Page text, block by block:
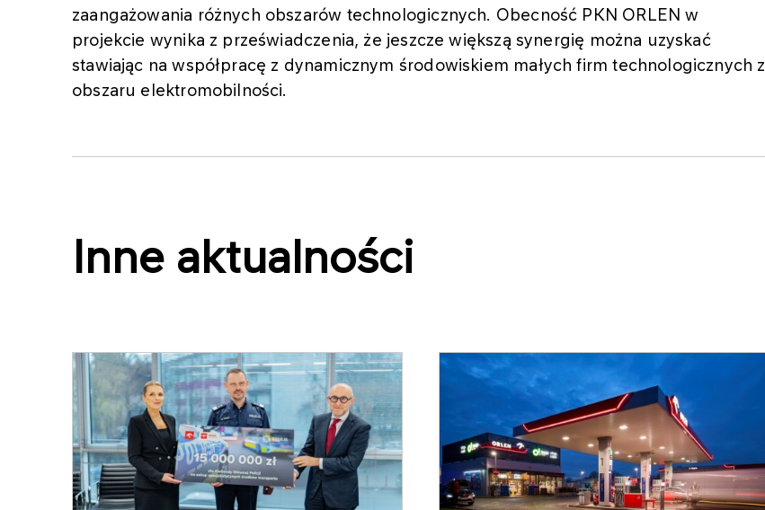
zaangażowania różnych obszarów technologicznych. Obecność PKN ORLEN w
projekcie wynika z przeświadczenia, że jeszcze większą synergię można uzyskać
stawiając na współpracę z dynamicznym środowiskiem małych firm technologicznych z
obszaru elektromobilności.
Inne aktualności